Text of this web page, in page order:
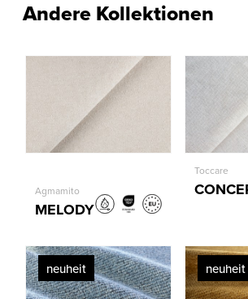
Andere Kollektionen
Agmamito
MELODY
Toccare
neuheit neuheit